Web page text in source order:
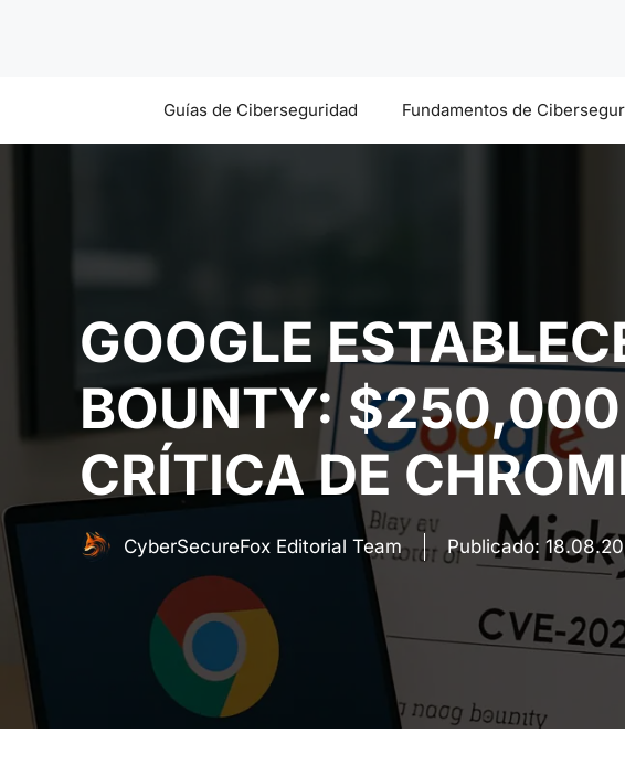
Guías de Ciberseguridad Fundamentos de
GOOGLE
BOUNTY: $250,000
CRÍTICA DE
CyberSecureFox Editorial Team Publicado: